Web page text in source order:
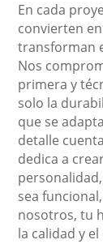
En cada
convierten
transforman
Nos
primera y
solo la
que se
detalle
dedica a
sea
nosotros, tu
la calidad y